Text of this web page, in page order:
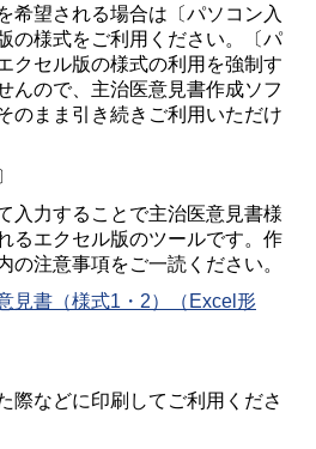
希望される場合は〔パソコン入
の様式をご利用ください。〔パ
クセル版の様式の利用を強制す
んので、主治医意見書作成ソフ
のまま引き続きご利用いただけ
入力することで主治医意見書様
るエクセル版のツールです。作
の注意事項をご一読ください。
書（様式1・2）（Excel形
際などに印刷してご利用くださ